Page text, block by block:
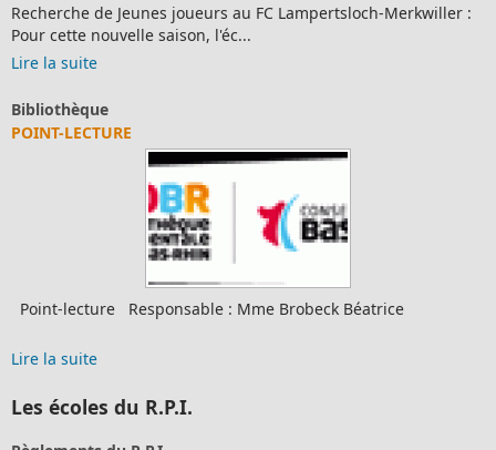
Recherche de Jeunes joueurs au FC Lampertsloch-Merkwiller :
Pour cette nouvelle saison, l'éc...
Lire la suite
Bibliothèque
POINT-LECTURE
Point-lecture Responsable : Mme Brobeck Béatrice
Lire la suite
Les écoles du R.P.I.